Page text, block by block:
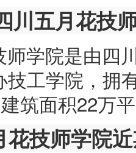
川五月花技
师学院是由四
技工学院，拥
筑面积22万
花技师学院